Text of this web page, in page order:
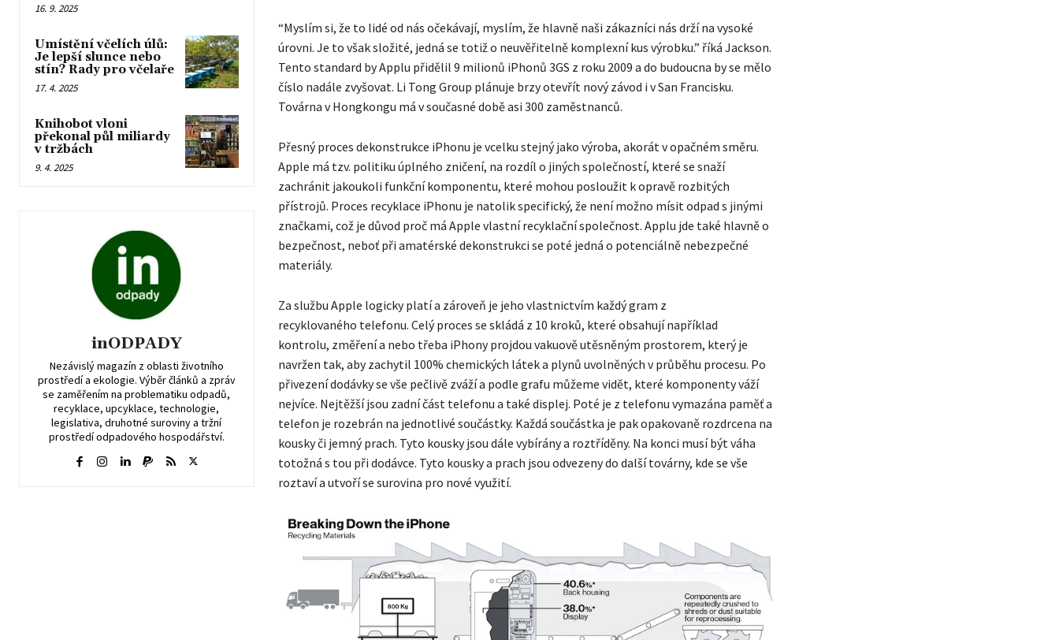
16. 9. 2025
Umístění včelích úlů:
Je lepší slunce nebo
stín? Rady pro včelaře
17. 4. 2025
Knihobot vloni
překonal půl miliardy
v tržbách
9. 4. 2025
inODPADY
Nezávislý magazín z oblasti životního
prostředí a ekologie. Výběr článků a zpráv
se zaměřením na problematiku odpadů,
recyklace, upcyklace, technologie,
legislativa, druhotné suroviny a tržní
prostředí odpadového hospodářství.
“Myslím si, že to lidé od nás očekávají, myslím, že hlavně naši zákazníci nás drží na vysoké
úrovni. Je to však složité, jedná se totiž o neuvěřitelně komplexní kus výrobku.” říká Jackson.
Tento standard by Applu přidělil 9 milionů iPhonů 3GS z roku 2009 a do budoucna by se mělo
číslo nadále zvyšovat. Li Tong Group plánuje brzy otevřít nový závod i v San Francisku.
Továrna v Hongkongu má v současné době asi 300 zaměstnanců.
Přesný proces dekonstrukce iPhonu je vcelku stejný jako výroba, akorát v opačném směru.
Apple má tzv. politiku úplného zničení, na rozdíl o jiných společností, které se snaží
zachránit jakoukoli funkční komponentu, které mohou posloužit k opravě rozbitých
přístrojů. Proces recyklace iPhonu je natolik specifický, že není možno mísit odpad s jinými
značkami, což je důvod proč má Apple vlastní recyklační společnost. Applu jde také hlavně o
bezpečnost, neboť při amatérské dekonstrukci se poté jedná o potenciálně nebezpečné
materiály.
Za službu Apple logicky platí a zároveň je jeho vlastnictvím každý gram z
recyklovaného telefonu. Celý proces se skládá z 10 kroků, které obsahují například
kontrolu, změření a nebo třeba iPhony projdou vakuově utěsněným prostorem, který je
navržen tak, aby zachytil 100% chemických látek a plynů uvolněných v průběhu procesu. Po
přivezení dodávky se vše pečlivě zváží a podle grafu můžeme vidět, které komponenty váží
nejvíce. Nejtěžší jsou zadní část telefonu a také displej. Poté je z telefonu vymazána paměť a
telefon je rozebrán na jednotlivé součástky. Každá součástka je pak opakovaně rozdrcena na
kousky či jemný prach. Tyto kousky jsou dále vybírány a roztříděny. Na konci musí být váha
totožná s tou při dodávce. Tyto kousky a prach jsou odvezeny do další továrny, kde se vše
roztaví a utvoří se surovina pro nové využití.